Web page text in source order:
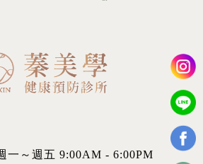
一～週五 9:00AM - 6:00PM